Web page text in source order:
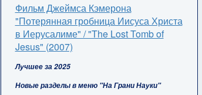
Фильм Джеймса Кэмерона
"Потерянная гробница Иисуса Христа
в Иерусалиме" / "The Lost Tomb of
Jesus" (2007)
Лучшее за 2025
Новые разделы в меню "На Грани Науки"